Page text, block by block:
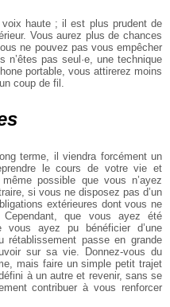
haute ; il est plus prudent de
Vous aurez plus de chances
ne pouvez pas vous empêcher
pas seul·e, une technique
portable, vous attirerez moins
coup de fil.
terme, il viendra forcément un
le cours de votre vie et
possible que vous n’ayez
si vous ne disposez pas d’un
extérieures dont vous ne
que vous ayez été
vous ayez pu bénéficier d’une
rétablissement passe en grande
sur sa vie. Donnez-vous du
mais faire un simple petit trajet
à un autre et revenir, sans se
contribuer à vous renforcer